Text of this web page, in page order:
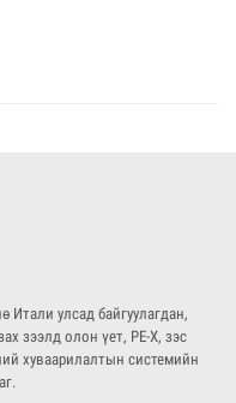
улсад байгуулагдан,
зээлд олон үет, PE-X, зэс
хуваарилалтын системийн